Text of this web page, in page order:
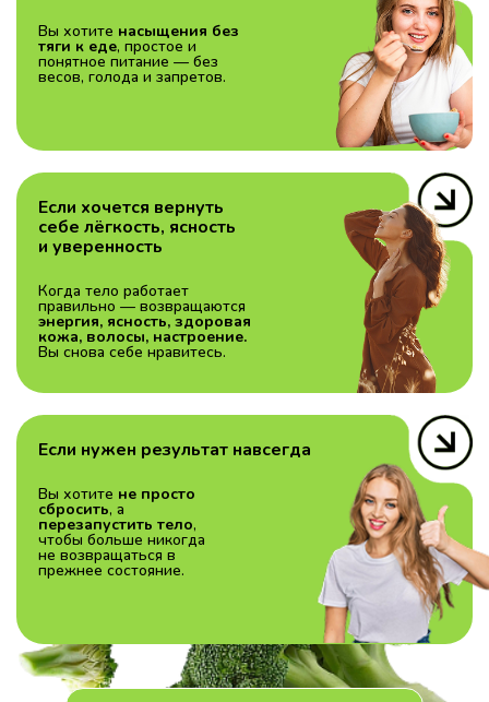
Вы хотите насыщения без
тяги к еде, простое и
понятное питание — без
весов, голода и запретов.
Если хочется вернуть
себе лёгкость, ясность
и уверенность
Когда тело работает
правильно — возвращаются
энергия, ясность, здоровая
кожа, волосы, настроение.
Вы снова себе нравитесь.
Если нужен результат навсегда
Вы хотите не просто
сбросить, а
перезапустить тело,
чтобы больше никогда
не возвращаться в
прежнее состояние.